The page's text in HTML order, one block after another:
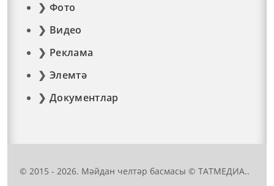
Фото
Видео
Реклама
Элемтә
Документлар
© 2015 - 2026. Мәйдан челтәр басмасы © ТАТМЕДИА..